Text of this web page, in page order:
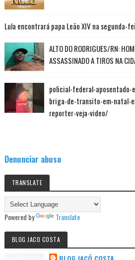
Lula encontrará papa Leão XIV na segunda-
ALTO DO RODRIGUES/RN:
ASSASSINADO A TIROS NA
policial-federal-
briga-de-transito-em-natal-
reporter-veja-video/
Denunciar abuso
TRANSLATE
Powered by Translate
BLOG JACO COSTA